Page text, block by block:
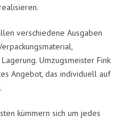
verschiedene Ausgaben
Umzugsmeister Fink
Angebot, das individuell auf
kümmern sich um jedes